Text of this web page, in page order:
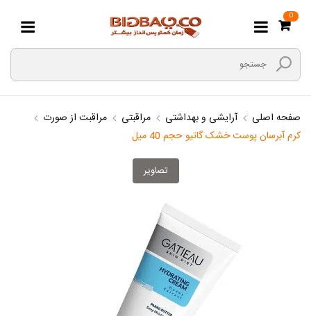
0
صفحه اصلی آرایشی و بهداشتی مراقبتی
مراقبت از صورت
کرم آبرسان پوست خشک گاتیو حجم 40 میل
تصاویر